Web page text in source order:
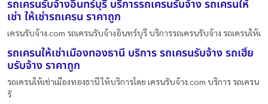
รถเครนรับจ้างอินทร์บุรี บริการรถเครนรับจ้าง รถเครนให้
เช่า ให้เช่ารถเครน ราคาถูก
เครนรับจ้าง.com รถเครนรับจ้างอินทร์บุรี บริการรถเครนรับจ้าง รถเครนให้เ
รถเครนให้เช่าเมืองทองธานี บริการ รถเครนรับจ้าง รถเฮี๊ย
บรับจ้าง ราคาถูก
รถเครนให้เช่าเมืองทองธานี ให้บริการโดย เครนรับจ้าง.com บริการ รถเครน
รั